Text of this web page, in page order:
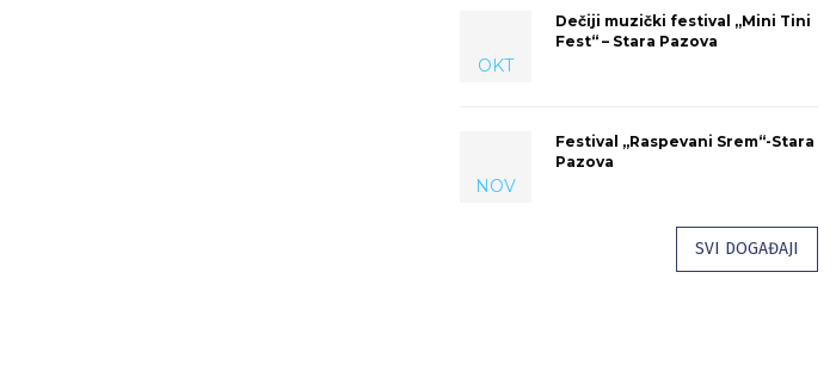
OKT
Dečiji muzički festival „Mini Tini
Fest“ – Stara Pazova
NOV
Festival „Raspevani Srem“-Stara
Pazova
SVI DOGAĐAJI